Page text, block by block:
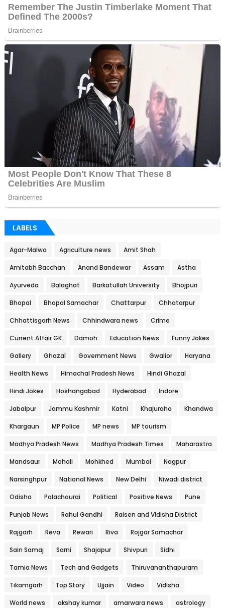
LABELS
Agar-Malwa Agriculture news Amit Shah
Amitabh Bacchan Anand Bandewar Assam Astha
Ayurveda Balaghat Barkatullah University Bhojpuri
Bhopal Bhopal Samachar Chattarpur Chhatarpur
Chhattisgarh News Chhindwara news Crime
Current Affair GK Damoh Education News Funny Jokes
Gallery Ghazal Government News Gwalior Haryana
Health News Himachal Pradesh News Hindi Ghazal
Hindi Jokes Hoshangabad Hyderabad Indore
Jabalpur Jammu Kashmir Katni Khajuraho Khandwa
Khargaun MP Police MP news MP tourism
Madhya Pradesh News Madhya Pradesh Times Maharastra
Mandsaur Mohali Mohkhed Mumbai Nagpur
Narsinghpur National News New Delhi Niwadi district
Odisha Palachourai Political Positive News Pune
Punjab News Rahul Gandhi Raisen and Vidisha District
Rajgarh Reva Rewari Riva Rojgar Samachar
Sain Samaj Sarni Shajapur Shivpuri Sidhi
Tamia News Tech and Gadgets Thiruvananthapuram
Tikamgarh Top Story Ujjain Video Vidisha
World news akshay kumar amarwara news astrology